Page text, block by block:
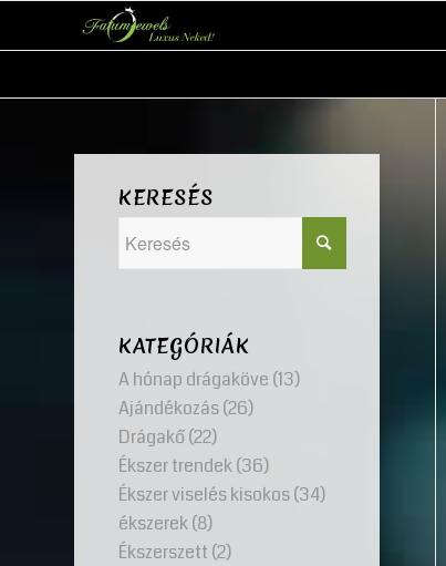
KERESÉS
KATEGÓRIÁK
A hónap drágaköve (13)
Ajándékozás(26)
Drágakő(22)
Ékszer trendek(36)
Ékszer viselés kisokos(34)
ékszerek(8)
Ékszerszett (2)